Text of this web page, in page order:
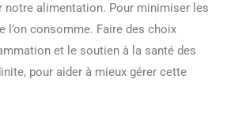
notre alimentation. Pour minimiser les
consomme. Faire des choix
et le soutien à la santé des
pour aider à mieux gérer cette